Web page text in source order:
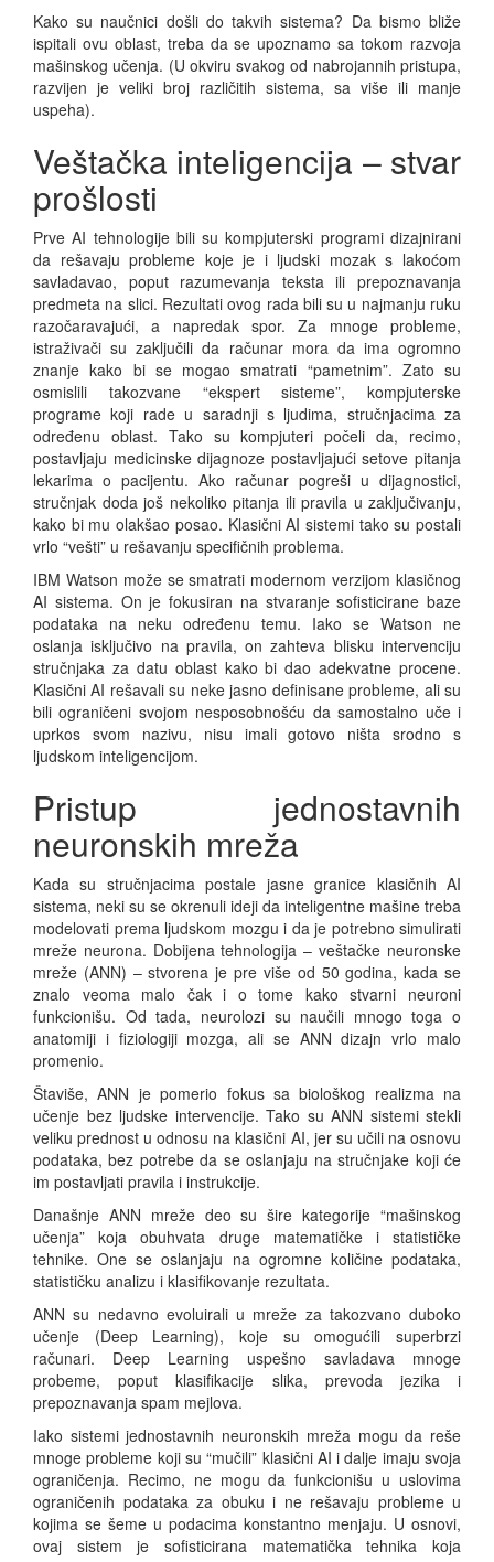
Kako su naučnici došli do takvih sistema? Da bismo bliže
ispitali ovu oblast, treba da se upoznamo sa tokom razvoja
mašinskog učenja. (U okviru svakog od nabrojannih pristupa,
razvijen je veliki broj različitih sistema, sa više ili manje
uspeha).
Veštačka inteligencija – stvar
prošlosti
Prve AI tehnologije bili su kompjuterski programi dizajnirani
da rešavaju probleme koje je i ljudski mozak s lakoćom
savladavao, poput razumevanja teksta ili prepoznavanja
predmeta na slici. Rezultati ovog rada bili su u najmanju ruku
razočaravajući, a napredak spor. Za mnoge probleme,
istraživači su zaključili da računar mora da ima ogromno
znanje kako bi se mogao smatrati “pametnim”. Zato su
osmislili takozvane “ekspert sisteme”, kompjuterske
programe koji rade u saradnji s ljudima, stručnjacima za
određenu oblast. Tako su kompjuteri počeli da, recimo,
postavljaju medicinske dijagnoze postavljajući setove pitanja
lekarima o pacijentu. Ako računar pogreši u dijagnostici,
stručnjak doda još nekoliko pitanja ili pravila u zaključivanju,
kako bi mu olakšao posao. Klasični AI sistemi tako su postali
vrlo “vešti” u rešavanju specifičnih problema.
IBM Watson može se smatrati modernom verzijom klasičnog
AI sistema. On je fokusiran na stvaranje sofisticirane baze
podataka na neku određenu temu. Iako se Watson ne
oslanja isključivo na pravila, on zahteva blisku intervenciju
stručnjaka za datu oblast kako bi dao adekvatne procene.
Klasični AI rešavali su neke jasno definisane probleme, ali su
bili ograničeni svojom nesposobnošću da samostalno uče i
uprkos svom nazivu, nisu imali gotovo ništa srodno s
ljudskom inteligencijom.
Pristup jednostavnih
neuronskih mreža
Kada su stručnjacima postale jasne granice klasičnih AI
sistema, neki su se okrenuli ideji da inteligentne mašine treba
modelovati prema ljudskom mozgu i da je potrebno simulirati
mreže neurona. Dobijena tehnologija – veštačke neuronske
mreže (ANN) – stvorena je pre više od 50 godina, kada se
znalo veoma malo čak i o tome kako stvarni neuroni
funkcionišu. Od tada, neurolozi su naučili mnogo toga o
anatomiji i fiziologiji mozga, ali se ANN dizajn vrlo malo
promenio.
Štaviše, ANN je pomerio fokus sa biološkog realizma na
učenje bez ljudske intervencije. Tako su ANN sistemi stekli
veliku prednost u odnosu na klasični AI, jer su učili na osnovu
podataka, bez potrebe da se oslanjaju na stručnjake koji će
im postavljati pravila i instrukcije.
Današnje ANN mreže deo su šire kategorije “mašinskog
učenja” koja obuhvata druge matematičke i statističke
tehnike. One se oslanjaju na ogromne količine podataka,
statističku analizu i klasifikovanje rezultata.
ANN su nedavno evoluirali u mreže za takozvano duboko
učenje (Deep Learning), koje su omogućili superbrzi
računari. Deep Learning uspešno savladava mnoge
probeme, poput klasifikacije slika, prevoda jezika i
prepoznavanja spam mejlova.
Iako sistemi jednostavnih neuronskih mreža mogu da reše
mnoge probleme koji su “mučili” klasični AI i dalje imaju svoja
ograničenja. Recimo, ne mogu da funkcionišu u uslovima
ograničenih podataka za obuku i ne rešavaju probleme u
kojima se šeme u podacima konstantno menjaju. U osnovi,
ovaj sistem je sofisticirana matematička tehnika koja